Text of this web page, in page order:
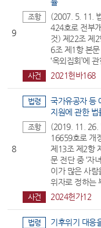
9
조항
(2007. 5. 11.
424호로 전부
것) 제22조 제2
6조 제1항 본문
‘옥외집회’에
사건 2021헌바168
8
법령
국가유공자 등
지원에 관한 법
조항
(2019. 11. 26.
16659호로 개
제13조 제2항
문 전단 중 ‘자
이가 많은 사람
위자로 정하는
사건 2024헌가12
법령
기후위기 대응